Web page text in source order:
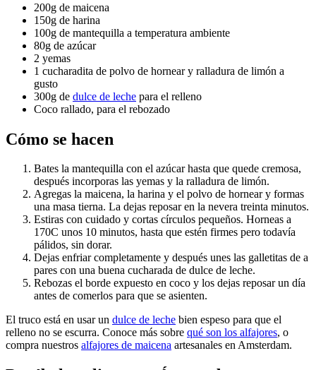
200g de maicena
150g de harina
100g de mantequilla a temperatura ambiente
80g de azúcar
2 yemas
1 cucharadita de polvo de hornear y ralladura de limón a
gusto
300g de dulce de leche para el relleno
Coco rallado, para el rebozado
Cómo se hacen
Bates la mantequilla con el azúcar hasta que quede cremosa,
después incorporas las yemas y la ralladura de limón.
Agregas la maicena, la harina y el polvo de hornear y formas
una masa tierna. La dejas reposar en la nevera treinta minutos.
Estiras con cuidado y cortas círculos pequeños. Horneas a
170C unos 10 minutos, hasta que estén firmes pero todavía
pálidos, sin dorar.
Dejas enfriar completamente y después unes las galletitas de a
pares con una buena cucharada de dulce de leche.
Rebozas el borde expuesto en coco y los dejas reposar un día
antes de comerlos para que se asienten.
El truco está en usar un dulce de leche bien espeso para que el
relleno no se escurra. Conoce más sobre qué son los alfajores, o
compra nuestros alfajores de maicena artesanales en Amsterdam.